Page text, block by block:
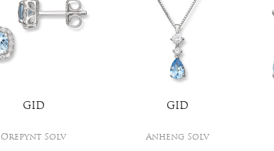
GID
Ørepynt Sølv
GID
Anheng Sølv